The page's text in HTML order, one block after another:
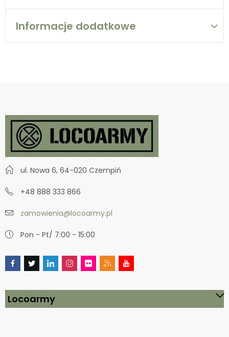
Informacje dodatkowe
ul. Nowa 6, 64-020 Czempiń
+48 888 333 866
zamowienia@locoarmy.pl
Pon - Pt/ 7:00 - 15:00
Locoarmy